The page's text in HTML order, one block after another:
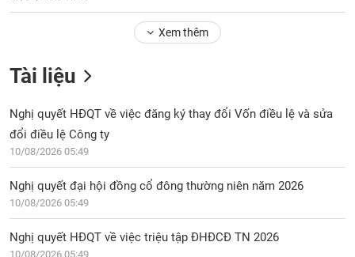
Xem thêm
Tài liệu
Nghị quyết HĐQT về việc đăng ký thay đổi Vốn điều lệ và sửa
đổi điều lệ Công ty
10/08/2026 05:49
Nghị quyết đại hội đồng cổ đông thường niên năm 2026
10/08/2026 05:49
Nghị quyết HĐQT về việc triệu tập ĐHĐCĐ TN 2026
10/08/2026 05:49